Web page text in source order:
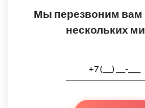
Мы перезвоним вам
нескольких